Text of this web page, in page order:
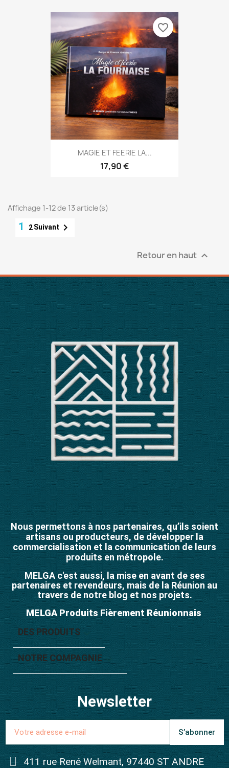
MAGIE ET FEERIE LA...
17,90 €
favorite_border
Affichage 1-12 de 13 article(s)
1 2Suivant 
Retour en haut 
DES PRODUITS
NOTRE COMPAGNIE
Nous permettons à nos partenaires, qu’ils soient
artisans ou producteurs, de développer la
commercialisation et la communication de leurs
produits en métropole.
MELGA c'est aussi, la mise en avant de ses
partenaires et revendeurs, mais de la Réunion au
travers de notre blog et nos projets.
MELGA Produits Fièrement Réunionnais
Newsletter
S’abonner
411 rue René Welmant, 97440 ST ANDRE